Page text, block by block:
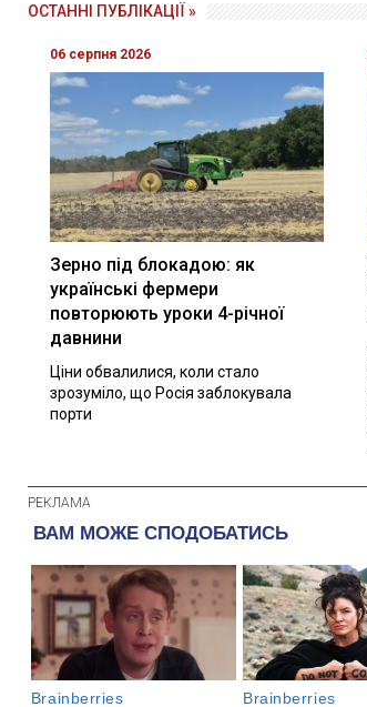
ОСТАННІ ПУБЛІКАЦІЇ »
06 серпня 2026
Зерно під блокадою: як
українські фермери
повторюють уроки 4-річної
давнини
Ціни обвалилися, коли стало
зрозуміло, що Росія заблокувала
порти